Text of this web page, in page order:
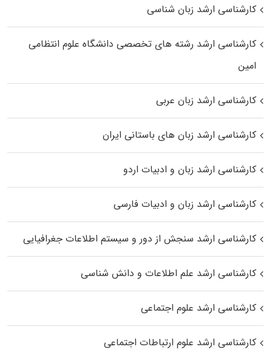
کارشناسی ارشد زبان شناسی
کارشناسی ارشد رﺷﺘﻪ ﻫﺎی تخصصی داﻧﺸﮕﺎه ﻋﻠﻮم انتظامی
اﻣﻴﻦ
کارشناسی ارشد زبان عربی
کارشناسی ارشد زبان‌ های باستانی ایران
کارشناسی ارشد زبان و ادبیات اردو
کارشناسی ارشد زبان و ادبیات فارسی
کارشناسی ارشد سنجش از دور و سیستم اطلاعات جغرافیایی
کارشناسی ارشد علم اطلاعات و دانش شناسی
کارشناسی ارشد علوم اجتماعی
کارشناسی ارشد علوم ارتباطات اجتماعی